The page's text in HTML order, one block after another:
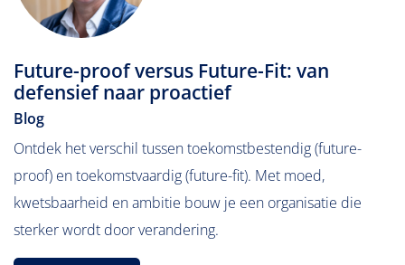
Future-proof versus Future-Fit: van
defensief naar proactief
Blog
Ontdek het verschil tussen toekomstbestendig (future-
proof) en toekomstvaardig (future-fit). Met moed,
kwetsbaarheid en ambitie bouw je een organisatie die
sterker wordt door verandering.